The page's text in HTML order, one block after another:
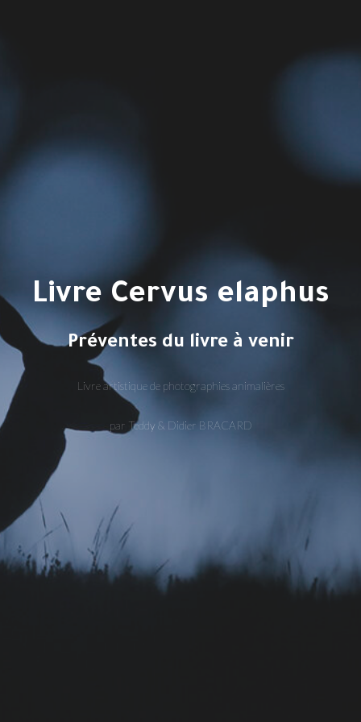
Livre Cervus elaphus
Préventes du livre à venir
Livre artistique de photographies animalières
par Teddy & Didier BRACARD